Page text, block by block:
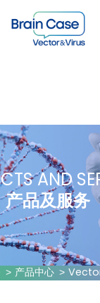
AND
产品及服务
产品中心